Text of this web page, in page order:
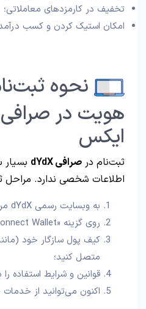
تخفیف در کارمزدهای معاملاتی؛
امکان استیک کردن و کسب
نحوه
هویت در
ایکس
ثبت‌نام در صرافی dYdX
بسیار
اطلاعات شخصی ندارد. مراحل
به وبسایت رسمی dYdX مراجعه کنید؛
روی گزینه «Connect Wallet» کلیک کنید؛
متصل کنید؛
قوانین و شرایط استفاده
اکنون می‌توانید از خدمات